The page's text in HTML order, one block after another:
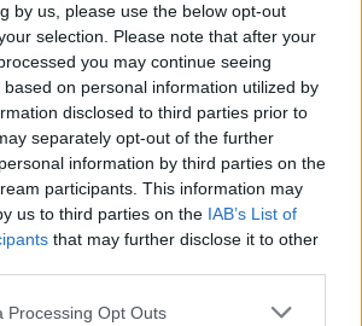
by us, please use the below opt-out
selection. Please note that after your
you may continue seeing
on personal information utilized by
disclosed to third parties prior to
separately opt-out of the further
information by third parties on the
participants. This information may
us to third parties on the IAB’s List of
that may further disclose it to other
Processing Opt Outs
piet
Braukollektiv Freiburg
100% (3)
€ 4,49
0,33 L Fles - € 13,61 / LTR
Uitverkocht